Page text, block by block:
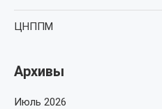
ЦНППМ
Архивы
Июль 2026